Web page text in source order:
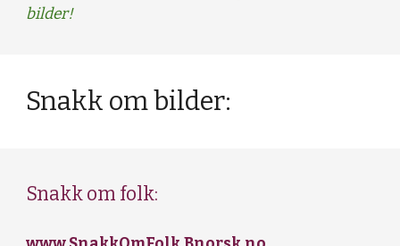
bilder!
Snakk om bilder:
Snakk om folk: